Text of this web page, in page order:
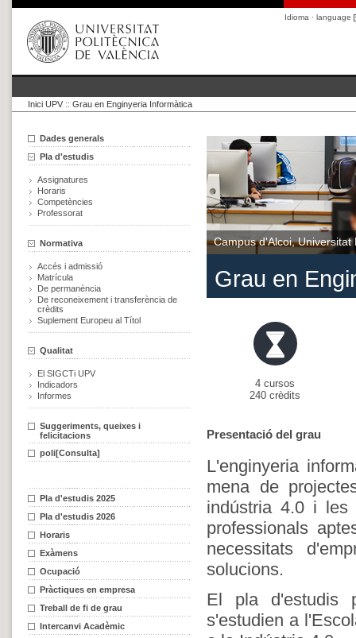
Idioma · language
Inici UPV :: Grau en Enginyeria Informàtica
Dades generals
Pla d'estudis
Assignatures
Horaris
Competències
Professorat
Normativa
Accés i admissió
Matrícula
De permanència
De reconeixement i transferència de
crèdits
Suplement Europeu al Títol
Qualitat
El SIGCTi UPV
Indicadors
Informes
Suggeriments, queixes i
felicitacions
poli[Consulta]
Pla d'estudis 2025
Pla d'estudis 2026
Horaris
Exàmens
Ocupació
Pràctiques en empresa
Treball de fi de grau
Intercanvi Acadèmic
Campus d'Alcoi, Universitat
Grau en
4 cursos
240 crèdits
Presentació del grau
L'enginyeria
mena de
indústria 4.0 i les
professionals
necessitats
solucions.
El pla d'estudis
s'estudien a